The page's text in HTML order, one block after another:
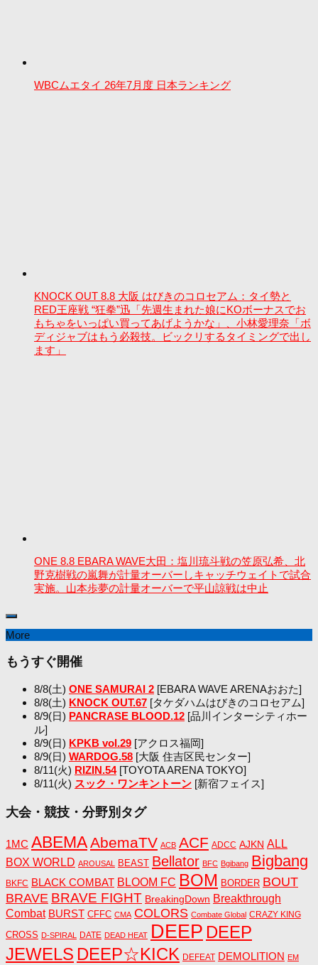
WBCムエタイ 26年7月度 日本ランキング
KNOCK OUT 8.8 大阪 はびきのコロセアム：タイ勢と
RED王座戦 “狂拳”迅「先週生まれた娘にKOボーナスでお
もちゃをいっぱい買ってあげようかな」、小林愛理奈「ボ
ディジャブはもう必殺技。ビックリするタイミングで出し
ます」
ONE 8.8 EBARA WAVE大田：塩川琉斗戦の笠原弘希、北
野克樹戦の嵐舞が計量オーバーしキャッチウェイトで試合
実施。山本歩夢の計量オーバーで平山諒戦は中止
More
もうすぐ開催
8/8(土) ONE SAMURAI 2 [EBARA WAVE ARENAおおた]
8/8(土) KNOCK OUT.67 [タケダハムはびきのコロセアム]
8/9(日) PANCRASE BLOOD.12 [品川インターシティホー
ル]
8/9(日) KPKB vol.29 [アクロス福岡]
8/9(日) WARDOG.58 [大阪 住吉区民センター]
8/11(火) RIZIN.54[TOYOTA ARENA TOKYO]
8/11(火) スック・ワンキントーン [新宿フェイス]
大会・競技・分野別タグ
1MC ABEMAAbemaTV ACB ACF ADCC AJKN ALL
BOX WORLD AROUSAL BEAST Bellator BFC Bgibang Bigbang
BKFC BLACK COMBAT BLOOM FC BOM BORDER BOUT
BRAVE BRAVE FIGHT BreakingDown Breakthrough
Combat BURST CFFC CMA COLORS Combate Global CRAZY KING
CROSS D-SPIRAL DATE DEAD HEAT DEEP DEEP
JEWELS DEEP☆KICK DEFEAT DEMOLITION EM